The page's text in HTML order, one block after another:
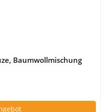
Baumwollmischung